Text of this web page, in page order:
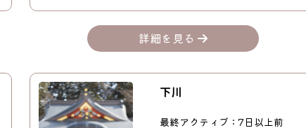
詳細を見る
下川
最終アクティブ：7日以上前